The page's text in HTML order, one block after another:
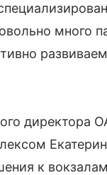
много
к